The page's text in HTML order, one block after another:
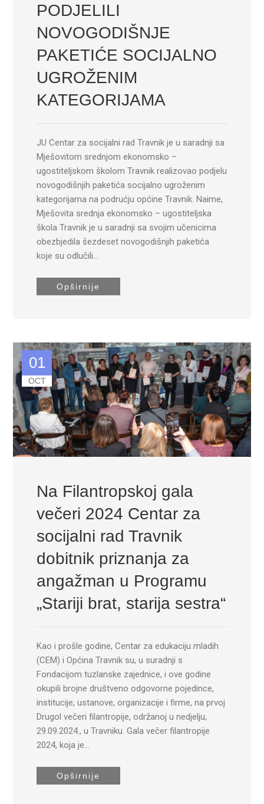
PODJELILI
NOVOGODIŠNJE
PAKETIĆE SOCIJALNO
UGROŽENIM
KATEGORIJAMA
JU Centar za socijalni rad Travnik je u saradnji sa
Mješovitom srednjom ekonomsko –
ugostiteljskom školom Travnik realizovao podjelu
novogodišnjih paketića socijalno ugroženim
kategorijama na podrućju općine Travnik. Naime,
Mješovita srednja ekonomsko – ugostiteljska
škola Travnik je u saradnji sa svojim učenicima
obezbjedila šezdeset novogodišnjih paketića
koje su odlučili…
Opširnije
01
OCT
Na Filantropskoj gala
večeri 2024 Centar za
socijalni rad Travnik
dobitnik priznanja za
angažman u Programu
„Stariji brat, starija sestra“
Kao i prošle godine, Centar za edukaciju mladih
(CEM) i Općina Travnik su, u suradnji s
Fondacijom tuzlanske zajednice, i ove godine
okupili brojne društveno odgovorne pojedince,
institucije, ustanove, organizacije i firme, na prvoj
Drugol večeri filantropije, održanoj u nedjelju,
29.09.2024., u Travniku. Gala večer filantropije
2024, koja je…
Opširnije